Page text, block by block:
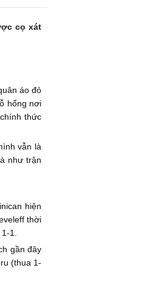
cọ xát
áo đỏ
hổng nơi
thức
vẫn là
như trận
hiện
thời
1.
gần đây
(thua 1-